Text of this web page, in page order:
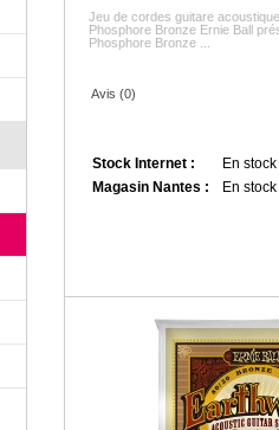
Jeu de cordes guitare
Phosphore Bronze Ernie Ball
Phosphore Bronze ...
Avis (0)
Stock Internet :
En stock
Magasin Nantes :
En stock